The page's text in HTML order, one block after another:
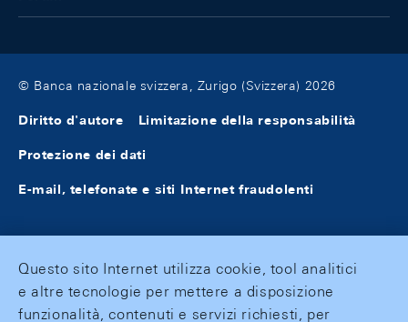
© Banca nazionale svizzera, Zurigo (Svizzera) 2026
Diritto d'autore Limitazione della responsabilità
Protezione dei dati
E-mail, telefonate e siti Internet fraudolenti
Questo sito Internet utilizza cookie, tool analitici
e altre tecnologie per mettere a disposizione
funzionalità, contenuti e servizi richiesti, per